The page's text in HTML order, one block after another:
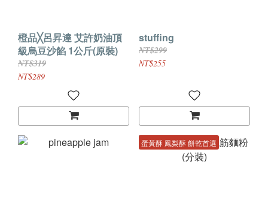
橙品╳呂昇達 艾許奶油頂
級烏豆沙餡 1公斤(原裝)
NT$319
NT$289
stuffing
NT$299
NT$255
蛋黃酥 鳳梨酥 餅乾首選